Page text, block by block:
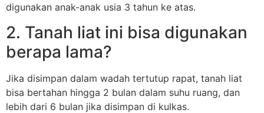
digunakan anak-anak usia 3 tahun ke atas.
2. Tanah liat ini bisa digunakan
berapa lama?
Jika disimpan dalam wadah tertutup rapat, tanah liat
bisa bertahan hingga 2 bulan dalam suhu ruang, dan
lebih dari 6 bulan jika disimpan di kulkas.